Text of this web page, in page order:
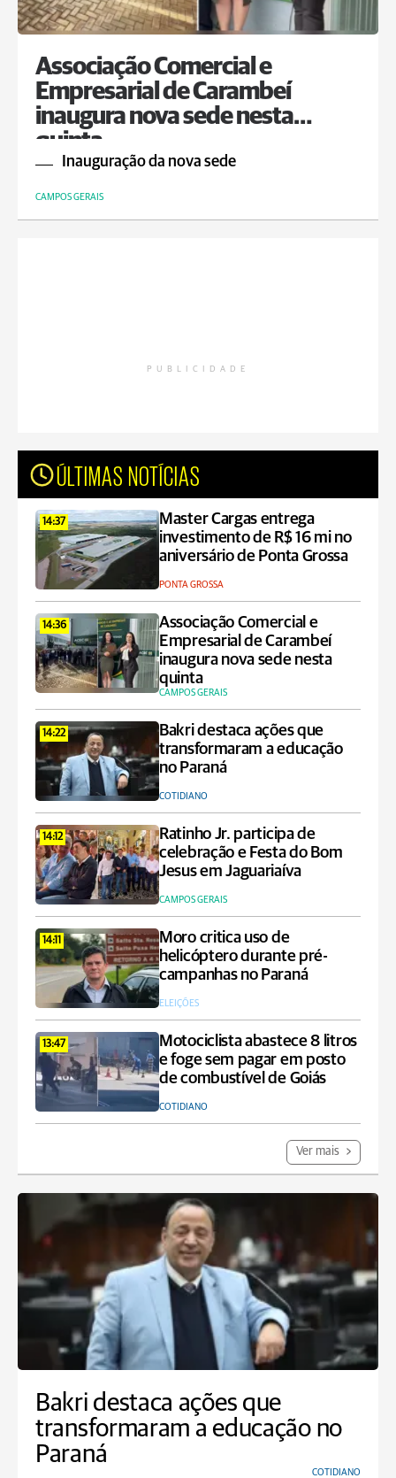
Associação Comercial e
Empresarial de Carambeí
inaugura nova sede nesta
quinta
Inauguração da nova sede
CAMPOS GERAIS
PUBLICIDADE
ÚLTIMAS NOTÍCIAS
14:37
Master Cargas entrega
investimento de R$ 16 mi no
aniversário de Ponta Grossa
PONTA GROSSA
14:36
Associação Comercial e
Empresarial de Carambeí
inaugura nova sede nesta
quinta
CAMPOS GERAIS
14:22
Bakri destaca ações que
transformaram a educação
no Paraná
COTIDIANO
14:12
Ratinho Jr. participa de
celebração e Festa do Bom
Jesus em Jaguariaíva
CAMPOS GERAIS
14:11
Moro critica uso de
helicóptero durante pré-
campanhas no Paraná
ELEIÇÕES
13:47
Motociclista abastece 8 litros
e foge sem pagar em posto
de combustível de Goiás
COTIDIANO
Ver mais
Bakri destaca ações que
transformaram a educação no
Paraná
COTIDIANO